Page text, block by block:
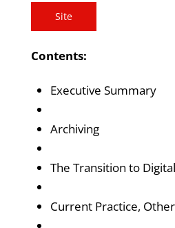
Site
Contents:
Executive Summary
Archiving
The Transition to Digital
Current Practice,